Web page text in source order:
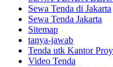
Sewa Tenda di Jakarta
Sewa Tenda Jakarta
Sitemap
tanya-jawab
Tenda utk Kantor
Video Tenda